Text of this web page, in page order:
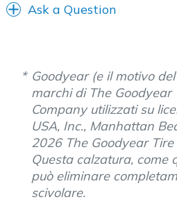
Ask a Question
Goodyear (e il motivo
marchi di The Goodyear
Company utilizzati su
USA, Inc., Manhattan
2026 The Goodyear
Questa calzatura, come
può eliminare
scivolare.